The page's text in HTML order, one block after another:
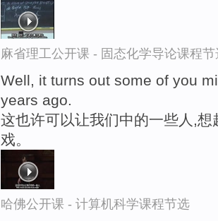
麻省理工公开课 - 固态化学导论课程节
Well, it turns out some of you
years ago.
这也许可以让我们中的一些人,
戏。
哈佛公开课 - 计算机科学课程节选